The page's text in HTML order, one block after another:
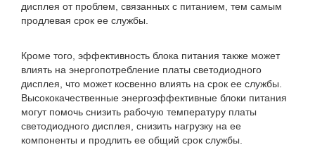
дисплея от проблем, связанных с питанием, тем самым
продлевая срок ее службы.
Кроме того, эффективность блока питания также может
влиять на энергопотребление платы светодиодного
дисплея, что может косвенно влиять на срок ее службы.
Высококачественные энергоэффективные блоки питания
могут помочь снизить рабочую температуру платы
светодиодного дисплея, снизить нагрузку на ее
компоненты и продлить ее общий срок службы.